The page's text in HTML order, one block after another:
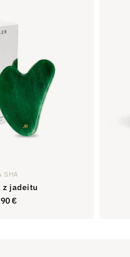
SHA
z jadeitu
€